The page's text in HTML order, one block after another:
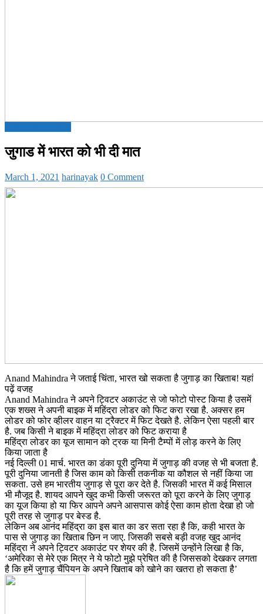
जुगाड में भारत को भी दी मात
March 1, 2021 harinayak 0 Comment
Anand Mahindra ने जताई चिंता, भारत खो सकता है जुगाड़ का खिताब! यहां
पढ़ें वजह
Anand Mahindra ने अपने ट्विटर अकाउंट से जो फोटो पोस्ट किया है उसमें
एक शख्स ने अपनी बाइक में महिंद्रा लोडर को फिट करा रखा है. अक्सर हम
लोडर को फोर व्हीलर वाहन या ट्रैक्टर में फिट देखते है. लेकिन ऐसा पहली बार
है. जब किसी ने बाइक में महिंद्रा लोडर को फिट कराया है
महिंद्रा लोडर का यूज सामान को ट्रक या मिनी टैम्पों में लोड़ करने के लिए
किया जाता है
नई दिल्ली 01 मार्च. भारत का डंका पूरी दुनिया में जुगाड़ की वजह से भी बजता है.
पूरी दुनिया जानती है जिस काम को किसी तकनीक या कौशल से नहीं किया जा
सकता. उसे हम भारतीय जुगाड़ से पूरा कर देते है. जिसकी भारत में कई मिसाल
भी मौजूद है. शायद आपने खुद कभी किसी जरूरत को पूरा करने के लिए जुगाड़
का यूज किया हो या फिर आपने अपने आसपास कोई ऐसा काम होता देखा हो जो
पूरी तरह से जुगाड़ पर बेस्ड है.
लेकिन अब आनंद महिंद्रा का इस बात का डर सता रहा है कि, कही भारत के
पास से जुगाड़ का खिताब छिन न जाए. जिसकी सबसे बड़ी वजह खुद आनंद
महिंद्रा ने अपने ट्विटर अकाउंट पर शेयर की है. जिसमें उन्होंने लिखा है कि,
‘अमेरिका से मेरे एक मित्र ने ये फोटो मुझे प्रेषित की है जिससको देखकर लगता
है कि हमें जुगाड़ चैंपियन के अपने खिताब को खोने का खतरा हो सकता है’